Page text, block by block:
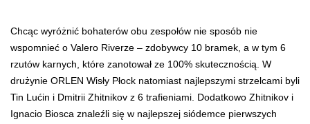
Chcąc wyróżnić bohaterów obu zespołów nie sposób nie
wspomnieć o Valero Riverze – zdobywcy 10 bramek, a w tym 6
rzutów karnych, które zanotował ze 100% skutecznością. W
drużynie ORLEN Wisły Płock natomiast najlepszymi strzelcami byli
Tin Lućin i Dmitrii Zhitnikov z 6 trafieniami. Dodatkowo Zhitnikov i
Ignacio Biosca znaleźli się w najlepszej siódemce pierwszych